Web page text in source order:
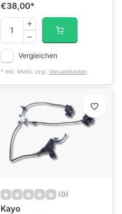
€38,00*
Vergleichen
* Inkl. MwSt. zzgl. Versandkosten
(0)
Kayo